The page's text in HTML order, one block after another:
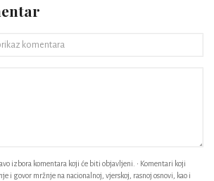
izbora komentara koji će biti objavljeni. • Komentari koji
i govor mržnje na nacionalnoj, vjerskoj, rasnoj osnovi, kao i